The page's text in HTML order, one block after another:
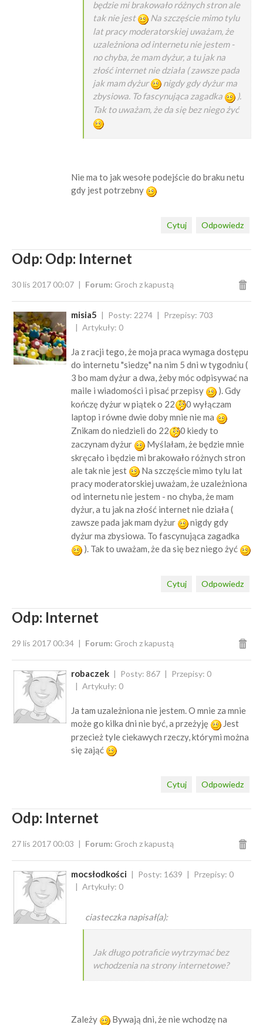
będzie mi brakowało różnych stron ale
tak nie jest
Na szczęście mimo tylu
lat pracy moderatorskiej uważam, że
uzależniona od internetu nie jestem -
no chyba, że mam dyżur, a tu jak na
złość internet nie działa ( zawsze pada
jak mam dyżur
nigdy gdy dyżur ma
zbysiowa. To fascynująca zagadka
).
Tak to uważam, że da się bez niego żyć
Nie ma to jak wesołe podejście do braku netu
gdy jest potrzebny
Odpowiedz
Cytuj
Odp: Odp: Internet
30 lis 2017 00:07 Forum: Groch z kapustą
misia5 Posty: 2274
Przepisy: 703
Artykuły: 0
Ja z racji tego, że moja praca wymaga dostępu
do internetu "siedzę" na nim 5 dni w tygodniu (
3 bo mam dyżur a dwa, żeby móc odpisywać na
maile i wiadomości i pisać przepisy
). Gdy
kończę dyżur w piątek o 22
0 wyłączam
laptop i równe dwie doby mnie nie ma
Znikam do niedzieli do 22
0 kiedy to
zaczynam dyżur
Myślałam, że będzie mnie
skręcało i będzie mi brakowało różnych stron
ale tak nie jest
Na szczęście mimo tylu lat
pracy moderatorskiej uważam, że uzależniona
od internetu nie jestem - no chyba, że mam
dyżur, a tu jak na złość internet nie działa (
zawsze pada jak mam dyżur
nigdy gdy
dyżur ma zbysiowa. To fascynująca zagadka
). Tak to uważam, że da się bez niego żyć
Odpowiedz
Cytuj
Odp: Internet
29 lis 2017 00:34 Forum: Groch z kapustą
robaczek Posty: 867
Przepisy: 0
Artykuły: 0
Ja tam uzależniona nie jestem. O mnie za mnie
może go kilka dni nie być, a przeżyję
Jest
przecież tyle ciekawych rzeczy, którymi można
się zająć
Odpowiedz
Cytuj
Odp: Internet
27 lis 2017 00:03 Forum: Groch z kapustą
mocsłodkości Posty: 1639
Przepisy: 0
Artykuły: 0
ciasteczka napisał(a):
Jak długo potraficie wytrzymać bez
wchodzenia na strony internetowe?
Zależy
Bywają dni, że nie wchodzę na